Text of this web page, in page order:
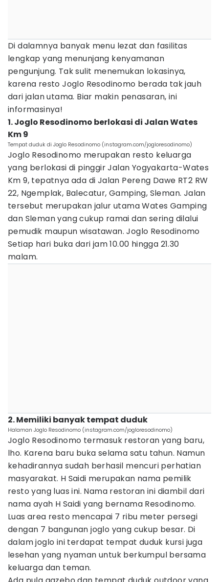
Di dalamnya banyak menu lezat dan fasilitas
lengkap yang menunjang kenyamanan
pengunjung. Tak sulit menemukan lokasinya,
karena resto Joglo Resodinomo berada tak jauh
dari jalan utama. Biar makin penasaran, ini
informasinya!
1. Joglo Resodinomo berlokasi di Jalan Wates
Km 9
Tempat duduk di Joglo Resodinomo (instagram.com/jogloresodinomo)
Joglo Resodinomo merupakan resto keluarga
yang berlokasi di pinggir Jalan Yogyakarta-Wates
Km 9, tepatnya ada di Jalan Pereng Dawe RT2 RW
22, Ngemplak, Balecatur, Gamping, Sleman. Jalan
tersebut merupakan jalur utama Wates Gamping
dan Sleman yang cukup ramai dan sering dilalui
pemudik maupun wisatawan. Joglo Resodinomo
Setiap hari buka dari jam 10.00 hingga 21.30
malam.
2. Memiliki banyak tempat duduk
Halaman Joglo Resodinomo (instagram.com/jogloresodinomo)
Joglo Resodinomo termasuk restoran yang baru,
lho. Karena baru buka selama satu tahun. Namun
kehadirannya sudah berhasil mencuri perhatian
masyarakat. H Saidi merupakan nama pemilik
resto yang luas ini. Nama restoran ini diambil dari
nama ayah H Saidi yang bernama Resodinomo.
Luas area resto mencapai 7 ribu meter persegi
dengan 7 bangunan joglo yang cukup besar. Di
dalam joglo ini terdapat tempat duduk kursi juga
lesehan yang nyaman untuk berkumpul bersama
keluarga dan teman.